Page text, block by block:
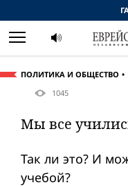
ПОЛИТИКА И ОБЩЕСТВО
1045
Мы все
Так ли это? И
учебой?